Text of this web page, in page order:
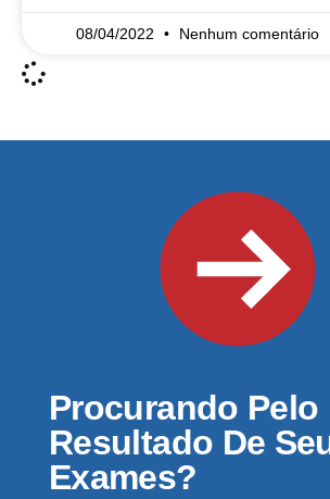
08/04/2022 Nenhum comentário
Procurando Pelo
Resultado De
Exames?